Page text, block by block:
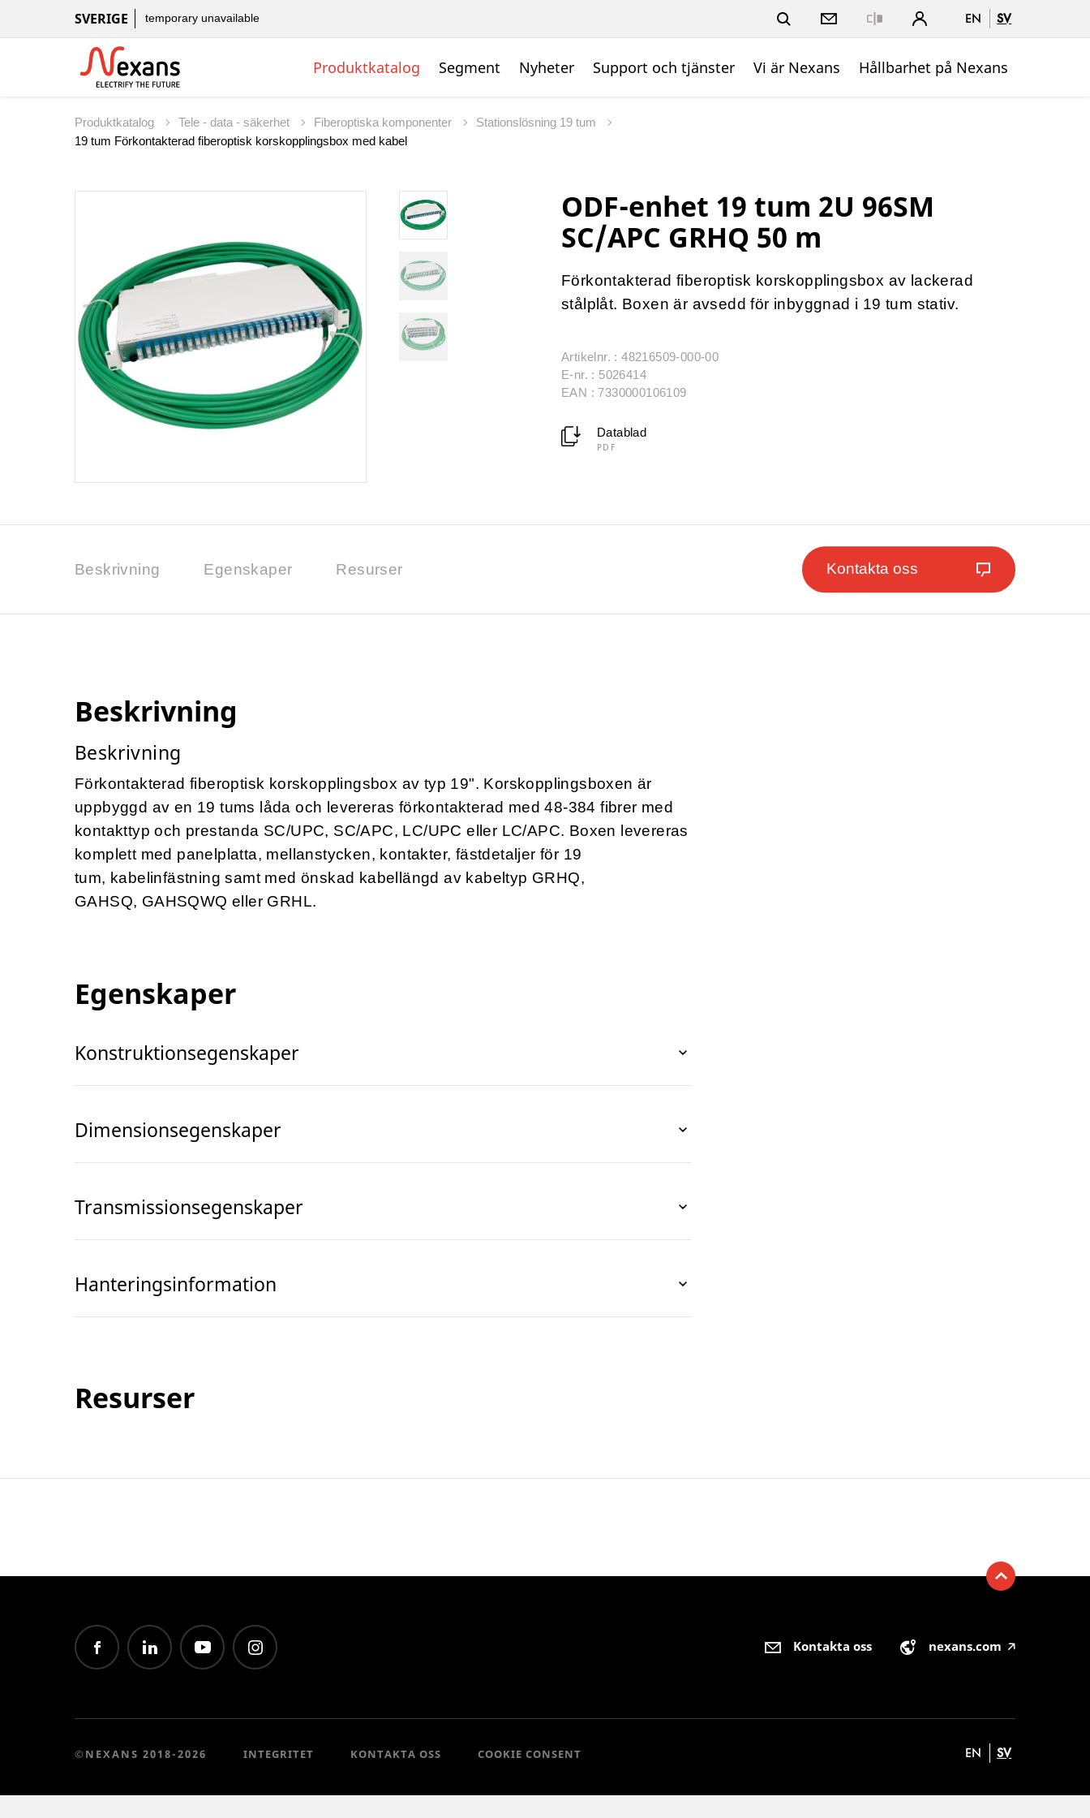
SVERIGE temporary unavailable EN SV
Produktkatalog Segment Nyheter Support och tjänster Vi är Nexans Hållbarhet på Nexans
Produktkatalog Tele - data - säkerhet Fiberoptiska komponenter
Stationslösning 19 tum
19 tum Förkontakterad fiberoptisk korskopplingsbox med kabel
ODF-enhet 19 tum 2U 96SM
SC/APC GRHQ 50 m
Förkontakterad fiberoptisk korskopplingsbox av lackerad
stålplåt. Boxen är avsedd för inbyggnad i 19 tum stativ.
Artikelnr. : 48216509-000-00
E-nr. : 5026414
EAN : 7330000106109
Datablad
PDF
Beskrivning Egenskaper Resurser Kontakta oss
Beskrivning
Beskrivning
Förkontakterad fiberoptisk korskopplingsbox av typ 19". Korskopplingsboxen är
uppbyggd av en 19 tums låda och levereras förkontakterad med 48-384 fibrer med
kontakttyp och prestanda SC/UPC, SC/APC, LC/UPC eller LC/APC. Boxen levereras
komplett med panelplatta, mellan­stycken, kontakter, fästdetaljer för 19
tum, kabelinfästning samt med önskad kabellängd av kabeltyp GRHQ,
GAHSQ, GAHSQWQeller GRHL.
Egenskaper
Konstruktionsegenskaper
Dimensionsegenskaper
Transmissionsegenskaper
Hanteringsinformation
Resurser
Kontakta oss nexans.com 🡥
©NEXANS 2018-2026 INTEGRITET KONTAKTA OSS COOKIE CONSENT EN SV